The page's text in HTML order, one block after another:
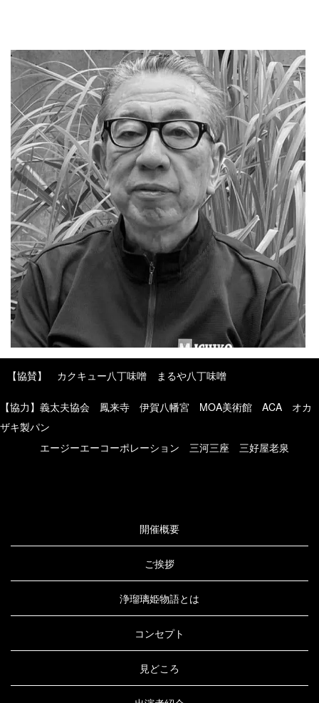
【協賛】 カクキュー八丁味噌 まるや八丁味噌
【協力】義太夫協会 鳳来寺 伊賀八幡宮 MOA美術館 ACA オカ
ザキ製パン
エージーエーコーポレーション 三河三座 三好屋老泉
開催概要
ご挨拶
浄瑠璃姫物語とは
コンセプト
見どころ